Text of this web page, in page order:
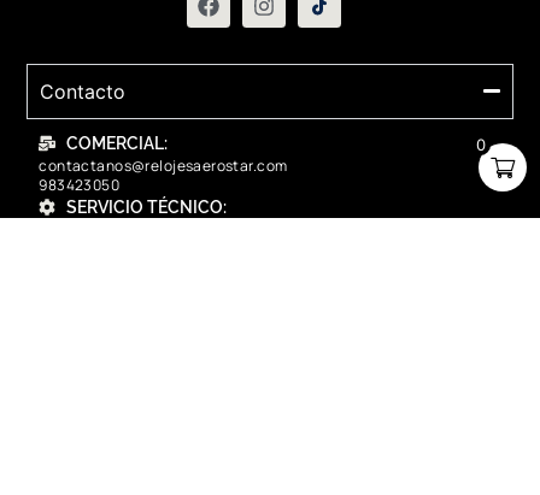
0
Contacto
COMERCIAL:
contactanos@relojesaerostar.com
983423050
SERVICIO TÉCNICO: